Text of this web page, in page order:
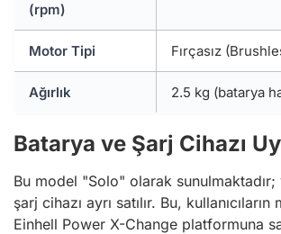
(rpm)
Motor Tipi Fırçasız
Ağırlık 2.5 kg (batarya
Batarya ve Şarj Cihazı
Bu model "Solo" olarak
şarj cihazı ayrı satılır. Bu,
Einhell Power X-Change platformuna